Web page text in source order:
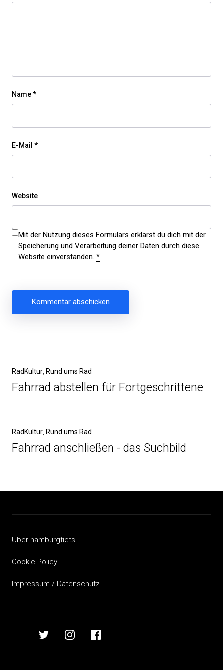
Name*
E-Mail *
Website
Mit der Nutzung dieses Formulars erklärst du dich mit der
Speicherung und Verarbeitung deiner Daten durch diese
Website einverstanden. *
Vorheriger
Beitrag
RadKultur Rund ums Rad
Fahrrad abstellen für Fortgeschrittene
Nächster
Beitrag
RadKultur Rund ums Rad
Fahrrad anschließen - das Suchbild
Über hamburgfiets
Cookie Policy
Impressum / Datenschutz
hamburgfietshamburgfiets
auf
hamburgfiets
auf
hamburgfiets
auf